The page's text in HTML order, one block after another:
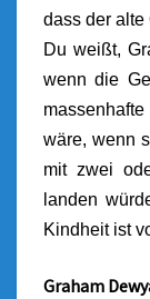
dass der alte
Du weißt,
wenn die
wäre, wenn
mit zwei
landen
Kindheit ist
Graham